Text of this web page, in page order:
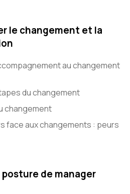
le changement et la
au changement
du changement
changement
face aux changements : peurs
de manager